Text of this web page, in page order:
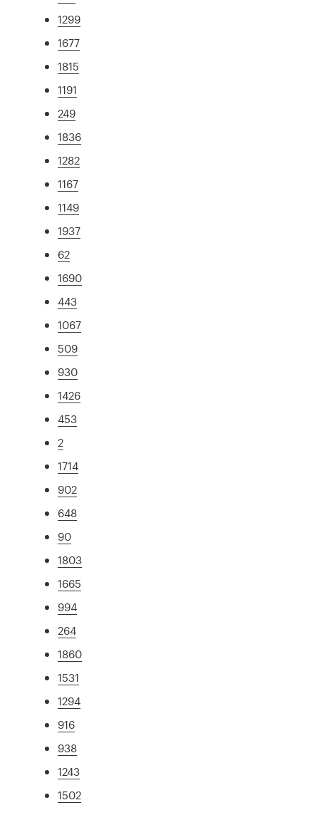
1299
1677
1815
1191
249
1836
1282
1167
1149
1937
62
1690
443
1067
509
930
1426
453
2
1714
902
648
90
1803
1665
994
264
1860
1531
1294
916
938
1243
1502